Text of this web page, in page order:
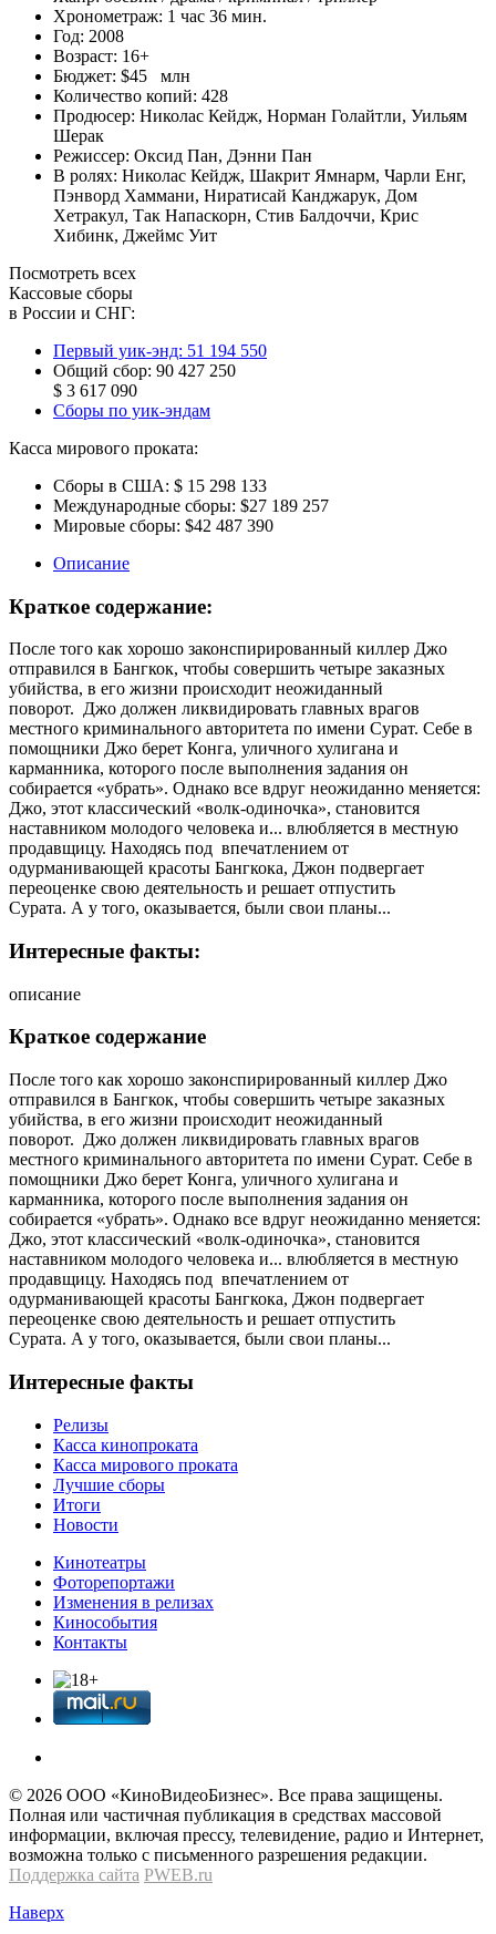
Хронометраж: 1 час 36 мин.
Год: 2008
Возраст: 16+
Бюджет: $45 млн
Количество копий: 428
Продюсер: Николас Кейдж, Норман Голайтли, Уильям
Шерак
Режиссер: Оксид Пан, Дэнни Пан
В ролях: Николас Кейдж, Шакрит Ямнарм, Чарли Енг,
Пэнворд Хаммани, Ниратисай Канджарук, Дом
Хетракул, Так Напаскорн, Стив Балдоччи, Крис
Хибинк, Джеймс Уит
Посмотреть всех
Кассовые сборы
в России и СНГ:
Первый уик-энд: 51 194 550
Общий сбор: 90 427 250
$ 3 617 090
Сборы по уик-эндам
Касса мирового проката:
Сборы в США: $ 15 298 133
Международные сборы: $27 189 257
Мировые сборы: $42 487 390
Описание
Краткое содержание:
После того как хорошо законспирированный киллер Джо
отправился в Бангкок, чтобы совершить четыре заказных
убийства, в его жизни происходит неожиданный
поворот. Джо должен ликвидировать главных врагов
местного криминального авторитета по имени Сурат. Себе в
помощники Джо берет Конга, уличного хулигана и
карманника, которого после выполнения задания он
собирается «убрать». Однако все вдруг неожиданно меняется:
Джо, этот классический «волк-одиночка», становится
наставником молодого человека и... влюбляется в местную
продавщицу. Находясь под впечатлением от
одурманивающей красоты Бангкока, Джон подвергает
переоценке свою деятельность и решает отпустить
Сурата. А у того, оказывается, были свои планы...
Интересные факты:
описание
Краткое содержание
После того как хорошо законспирированный киллер Джо
отправился в Бангкок, чтобы совершить четыре заказных
убийства, в его жизни происходит неожиданный
поворот. Джо должен ликвидировать главных врагов
местного криминального авторитета по имени Сурат. Себе в
помощники Джо берет Конга, уличного хулигана и
карманника, которого после выполнения задания он
собирается «убрать». Однако все вдруг неожиданно меняется:
Джо, этот классический «волк-одиночка», становится
наставником молодого человека и... влюбляется в местную
продавщицу. Находясь под впечатлением от
одурманивающей красоты Бангкока, Джон подвергает
переоценке свою деятельность и решает отпустить
Сурата. А у того, оказывается, были свои планы...
Интересные факты
Релизы
Касса кинопроката
Касса мирового проката
Лучшие сборы
Итоги
Новости
Кинотеатры
Фоторепортажи
Изменения в релизах
Кинособытия
Контакты
© 2026 OOО «КиноВидеоБизнес». Все права защищены.
Полная или частичная публикация в средствах массовой
информации, включая прессу, телевидение, радио и Интернет,
возможна только с письменного разрешения редакции.
Поддержка сайта PWEB.ru
Наверх